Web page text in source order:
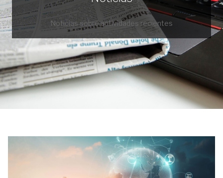
Noticias sobre actividades recientes